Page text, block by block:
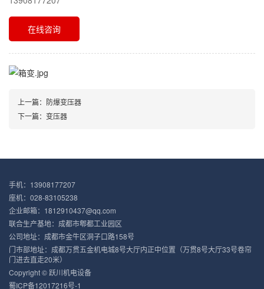
在线咨询
上一篇： 防爆变压器
下一篇： 变压器
手机：13908177207
座机：028-83105238
企业邮箱：1812910437@qq.com
联合生产基地：成都市郫都工业园区
公司地址：成都市金牛区洞子口路158号
门市部地址：成都万贯五金机电城8号大厅内正中位置（万贯8号大厅33号卷帘
门进去直走20米）
Copyright © 跃川机电设备
蜀ICP备12017216号-1